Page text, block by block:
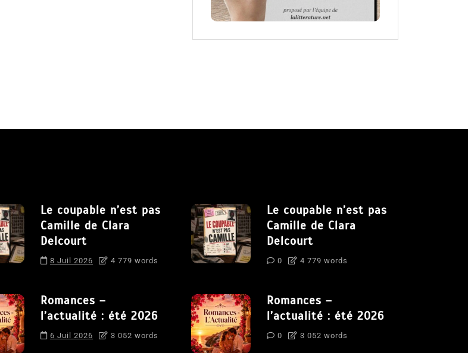
Le coupable n’est pas
Camille de Clara
Delcourt
8 Juil 2026 4 779 words
Romances –
l’actualité : été 2026
6 Juil 2026 3 052 words
Le coupable n’est pas
Camille de Clara
Delcourt
0 4 779 words
Romances –
l’actualité : été 2026
0 3 052 words